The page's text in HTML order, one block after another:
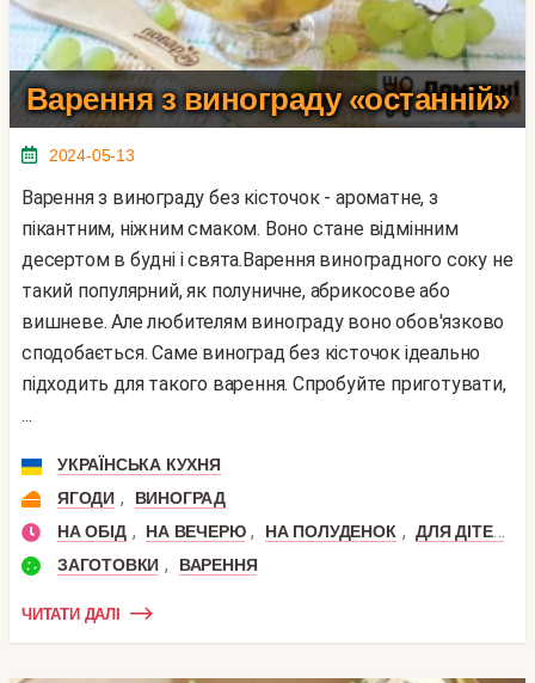
Варення з винограду «останній»
2024-05-13
Варення з винограду без кісточок - ароматне, з
пікантним, ніжним смаком. Воно стане відмінним
десертом в будні і свята.Варення виноградного соку не
такий популярний, як полуничне, абрикосове або
вишневе. Але любителям винограду воно обов'язково
сподобається. Саме виноград без кісточок ідеально
підходить для такого варення. Спробуйте приготувати,
...
УКРАЇНСЬКА КУХНЯ
ЯГОДИ ,
ВИНОГРАД
НА ОБІД , НА ВЕЧЕРЮ , НА ПОЛУДЕНОК , ДЛЯ ДІТЕЙ
ЗАГОТОВКИ , ВАРЕННЯ
ЧИТАТИ ДАЛІ